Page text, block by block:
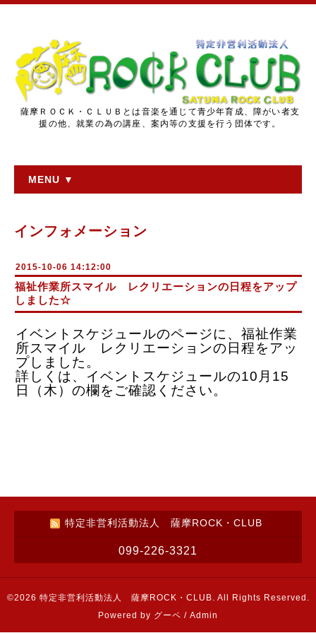
薩摩ＲＯＣＫ・ＣＬＵＢとは音楽を通じて青少年育成、障がい者支
援の他、就業の為の講座、案内等の支援を行う団体です。
MENU ▼
インフォメーション
2015-10-06 14:12:00
福祉作業所スマイル レクリエーションの日程をアップ
しました☆
イベントスケジュールのページに、福祉作業
所スマイル レクリエーションの日程をアッ
プしました。
詳しくは、イベントスケジュールの10月15
日（木）の欄をご確認ください。
特定非営利活動法人 薩摩ROCK・CLUB
099-226-3321
©2026 特定非営利活動法人 薩摩ROCK・CLUB. All Rights Reserved.
Powered by グーペ / Admin